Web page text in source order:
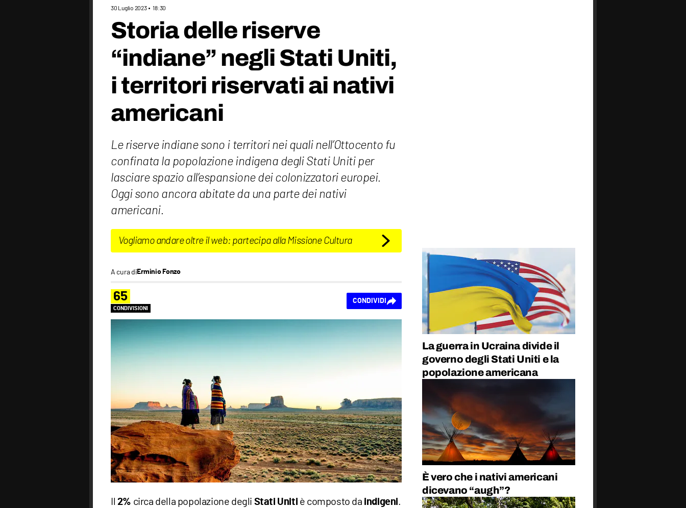
30 Luglio 2023 18:30
Storia delle riserve
“indiane” negli Stati Uniti,
i territori riservati ai nativi
americani
Le riserve indiane sono i territori nei quali nell’Ottocento fu
confinata la popolazione indigena degli Stati Uniti per
lasciare spazio all’espansione dei colonizzatori europei.
Oggi sono ancora abitate da una parte dei nativi
americani.
Vogliamo andare oltre il web: partecipa alla Missione Cultura
A cura diErminio Fonzo
65
CONDIVISIONI
CONDIVIDI
Il 2% circa della popolazione degli Stati Uniti è composto da indigeni.
La guerra in Ucraina divide il
governo degli Stati Uniti e la
popolazione americana
È vero che i nativi americani
dicevano “augh”?